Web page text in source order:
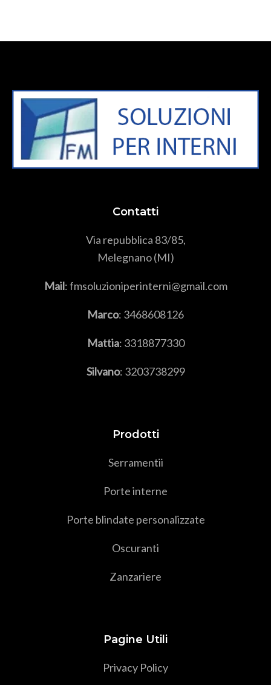
Contatti
Via repubblica 83/85,
Melegnano (MI)
Mail: fmsoluzioniperinterni@gmail.com
Marco: 3468608126
Mattia: 3318877330
Silvano: 3203738299
Prodotti
Serramentii
Porte interne
Porte blindate personalizzate
Oscuranti
Zanzariere
Pagine Utili
Privacy Policy